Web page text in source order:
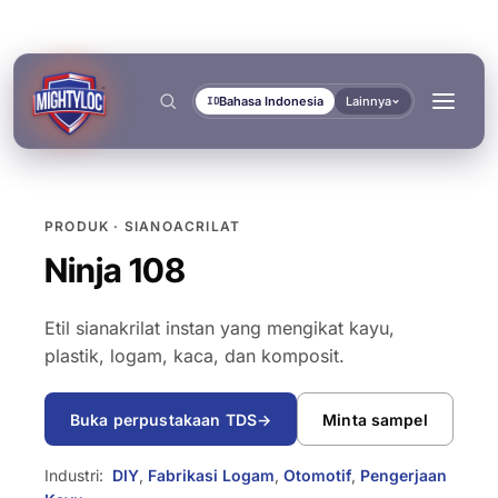
IDBahasa Indonesia Lainnya
→
KELAUTAN
→
DOKUMEN ALAT
PRODUK · SIANOACRILAT
Ninja 108
Etil sianakrilat instan yang mengikat kayu,
plastik, logam, kaca, dan komposit.
Buka perpustakaan TDS→ Minta sampel
Industri: DIY, Fabrikasi Logam, Otomotif, Pengerjaan